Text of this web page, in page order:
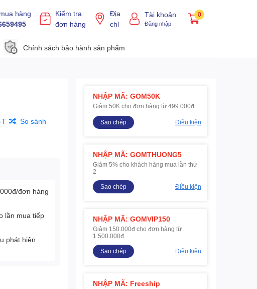
hàng
Kiểm tra
đơn hàng
Địa
chỉ
Tài khoản
Đăng nhập
0
Chính sách bảo hành sản phẩm
T So sánh
đơn hàng
lần mua tiếp
phát hiện
NHẬP MÃ: GOM50K
Giảm 50K cho đơn hàng từ 499.000đ
Sao chép Điều kiện
NHẬP MÃ: GOMTHUONG5
Giảm 5% cho khách hàng mua lần thứ
2
Sao chép
Điều kiện
NHẬP MÃ: GOMVIP150
Giảm 150.000đ cho đơn hàng từ
1.500.000đ
Sao chép
Điều kiện
NHẬP MÃ: Freeship